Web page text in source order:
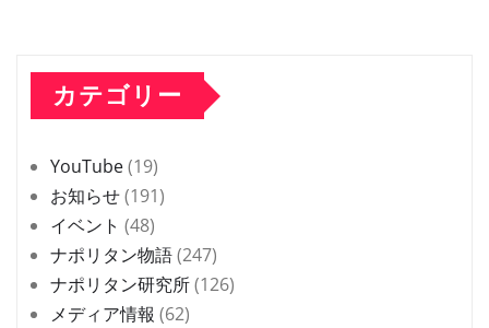
カテゴリー
YouTube(19)
お知らせ(191)
イベント (48)
ナポリタン物語(247)
ナポリタン研究所(126)
メディア情報 (62)